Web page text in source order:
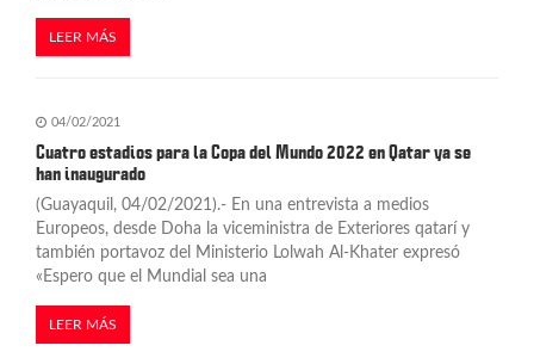
e
n
r
a
d
a
LEER MÁS
04/02/2021
Cuatro estadios para la Copa del Mundo 2022 en Qatar ya se
han inaugurado
(Guayaquil, 04/02/2021).- En una entrevista a medios
Europeos, desde Doha la viceministra de Exteriores qatarí y
también portavoz del Ministerio Lolwah Al-Khater expresó
«Espero que el Mundial sea una
LEER MÁS